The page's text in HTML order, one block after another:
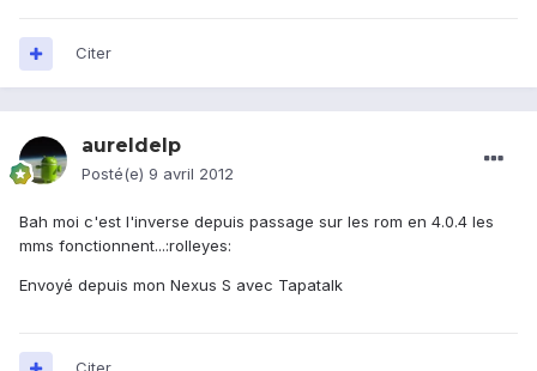
Citer
aureldelp
Posté(e) 9 avril 2012
Bah moi c'est l'inverse depuis passage sur les rom en 4.0.4 les
mms fonctionnent...:rolleyes:
Envoyé depuis mon Nexus S avec Tapatalk